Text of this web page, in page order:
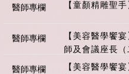
醫師專欄 【童顏精雕聖
醫師專欄
【美容醫學饗
師及會議座長（
醫師專欄
【美容醫學饗